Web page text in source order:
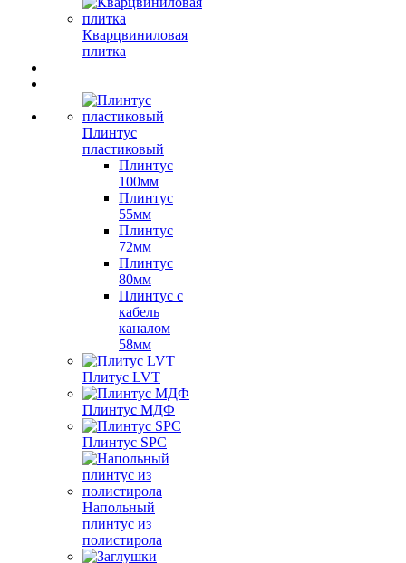
Кварцвиниловая
плитка
Плинтус
пластиковый
Плинтус
100мм
Плинтус
55мм
Плинтус
72мм
Плинтус
80мм
Плинтус с
кабель
каналом
58мм
Плитус LVT
Плинтус МДФ
Плинтус SPC
Напольный
плинтус из
полистирола